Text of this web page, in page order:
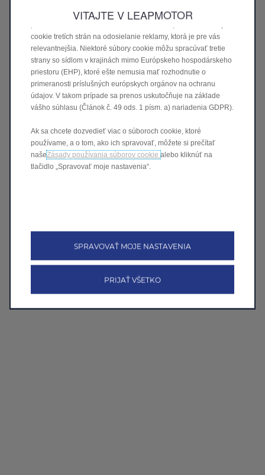
VITAJTE V LEAPMOTOR
alebo výsledky vyhľadávania, a tým zlepšujú to, čo vám
cookie tretích strán na odosielanie reklamy, ktorá je pre vás
relevantnejšia. Niektoré súbory cookie môžu spracúvať tretie
strany so sídlom v krajinách mimo Európskeho hospodárskeho
priestoru (EHP), ktoré ešte nemusia mať rozhodnutie o
primeranosti príslušných európskych orgánov na ochranu
údajov. V takom prípade sa prenos uskutočňuje na základe
vášho súhlasu (Článok č. 49 ods. 1 písm. a) nariadenia GDPR).
Ak sa chcete dozvedieť viac o súboroch cookie, ktoré
používame, a o tom, ako ich spravovať, môžete si prečítať
našeZásady používania súborov cookie alebo kliknúť na
tlačidlo „Spravovať moje nastavenia“.
SPRAVOVAŤ MOJE NASTAVENIA
PRIJAŤ VŠETKO